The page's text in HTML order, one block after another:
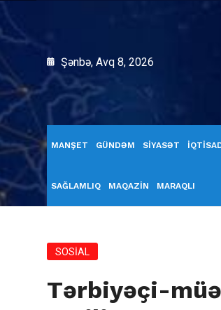
Şənbə, Avq 8, 2026
MANŞET GÜNDƏM SİYASƏT
SAĞLAMLIQ MAQAZİN MARAQLI
SOSİAL
Tərbiyəçi-